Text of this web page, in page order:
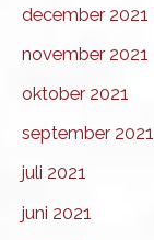
december 2021
november 2021
oktober 2021
september 2021
juli 2021
juni 2021